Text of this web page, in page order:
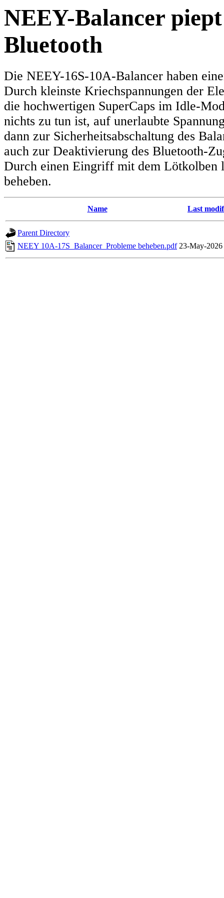
NEEY-Balancer
Bluetooth
Die NEEY-16S-10A-Balancer haben
Durch kleinste Kriechspannungen der
die hochwertigen SuperCaps im Idle-
nichts zu tun ist, auf unerlaubte
dann zur Sicherheitsabschaltung des
auch zur Deaktivierung des Bluetooth-
Durch einen Eingriff mit dem Lötkolben
beheben.
Name Last
Parent Directory
NEEY 10A-17S_Balancer_Probleme beheben.pdf 23-May-2026